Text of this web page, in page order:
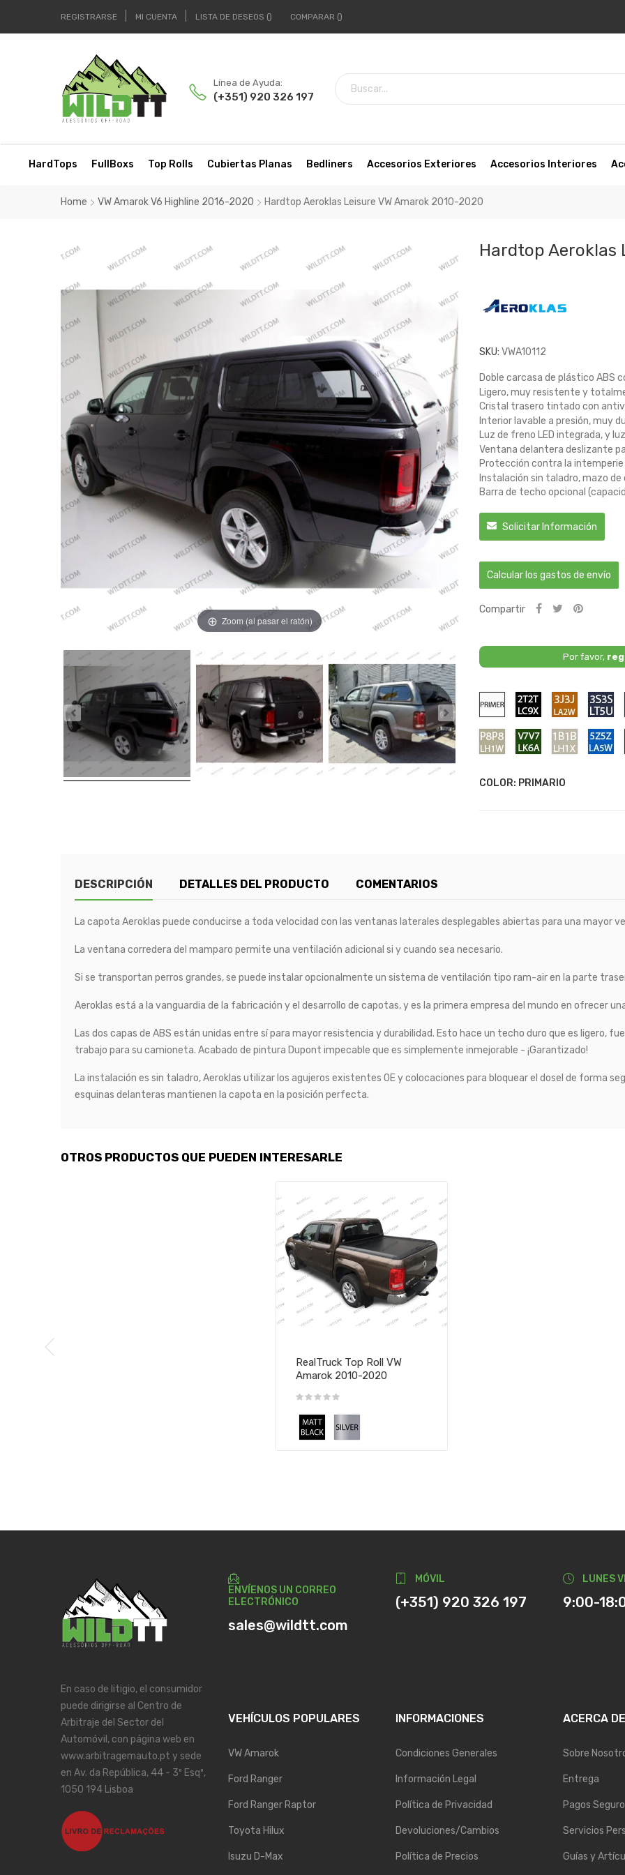
REGISTRARSE MI CUENTA LISTA DE DESEOS COMPARAR
Línea de Ayuda:
(+351) 920 326 197
HardTops FullBoxs Top Rolls Cubiertas Planas Bedliners Accesorios Exteriores Accesorios Interiores
Home VW Amarok V6 Highline 2016-2020 Hardtop Aeroklas Leisure VW Amarok 2010-2020
Zoom (al pasar el ratón)
Hardtop Aeroklas
SKU: VWA10112
Doble carcasa de plástico ABS
Ligero, muy resistente y
Cristal trasero tintado con
Interior lavable a presión, muy
Luz de freno LED integrada, y
Ventana delantera deslizante
Protección contra la
Instalación sin taladro, mazo de
Barra de techo opcional
Solicitar Información
Calcular los gastos de envío
Compartir
Por favor,
COLOR: PRIMARIO
Primario
2T2T
-
Deep
Black
3J3J
-
Copper
Orange
/
-
P8P8
Sand
V7V7
/
Ontario
1B1B
/
DESCRIPCIÓN DETALLES DEL PRODUCTO COMENTARIOS
La capota Aeroklas puede conducirse a toda velocidad con las ventanas laterales desplegables abiertas para una mayor
La ventana corredera del mamparo permite una ventilación adicional si y cuando sea necesario.
Si se transportan perros grandes, se puede instalar opcionalmente un sistema de ventilación tipo ram-air en la parte
Aeroklas está a la vanguardia de la fabricación y el desarrollo de capotas, y es la primera empresa del mundo en ofrecer
Las dos capas de ABS están unidas entre sí para mayor resistencia y durabilidad. Esto hace un techo duro que es ligero,
trabajo para su camioneta. Acabado de pintura Dupont impecable que es simplemente inmejorable - ¡Garantizado!
La instalación es sin taladro, Aeroklas utilizar los agujeros existentes OE y colocaciones para bloquear el dosel de forma
esquinas delanteras mantienen la capota en la posición perfecta.
OTROS PRODUCTOS QUE PUEDEN INTERESARLE
RealTruck Top Roll VW
Amarok 2010-2020
ENVÍENOS UN CORREO
ELECTRÓNICO
sales@wildtt.com
MÓVIL
(+351) 920 326 197
LUNES
9:00-
En caso de litigio, el consumidor
puede dirigirse al Centro de
Arbitraje del Sector del
Automóvil, con página web en
www.arbitragemauto.pt y sede
en Av. da República, 44 - 3º Esqº,
1050 194 Lisboa
VEHÍCULOS POPULARES
VW Amarok
Ford Ranger
Ford Ranger Raptor
Toyota Hilux
Isuzu D-Max
INFORMACIONES
Condiciones Generales
Información Legal
Política de Privacidad
Devoluciones/Cambios
Política de Precios
ACERCA DE
Sobre
Entrega
Pagos
Servicios
Guías y